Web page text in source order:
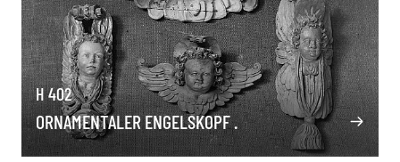
H 402
ORNAMENTALER ENGELSKOPF .